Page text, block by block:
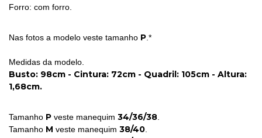
Forro: com forro.
Nas fotos a modelo veste tamanho P .*
Medidas da modelo.
Busto: 98cm - Cintura: 72cm - Quadril: 105cm - Altura:
1,68cm.
Tamanho P veste manequim 34/36/38
Tamanho M veste manequim 38/40